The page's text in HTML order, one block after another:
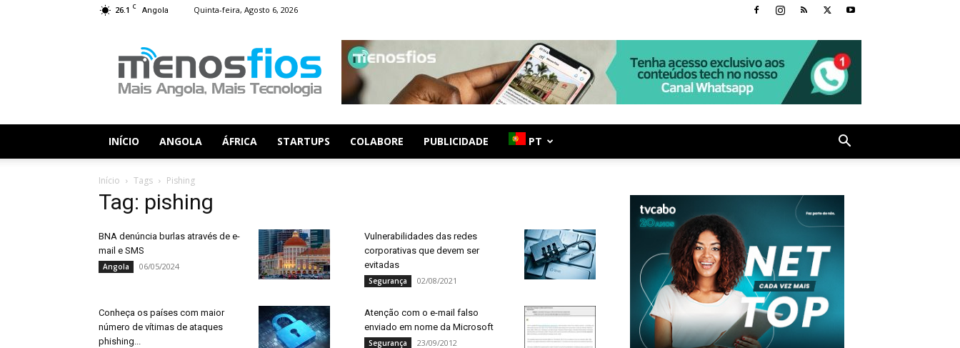
26.1 C Angola Quinta-feira, Agosto 6, 2026
Fios
INÍCIO ANGOLA ÁFRICA STARTUPS COLABORE PUBLICIDADE PT
Início Tags Pishing
Tag: pishing
BNA denúncia burlas através de e-
mail e SMS
Angola 06/05/2024
Vulnerabilidades das redes
corporativas que devem ser
evitadas
Segurança 02/08/2021
Conheça os países com maior
número de vítimas de ataques
phishing...
Atenção com o e-mail falso
enviado em nome da Microsoft
Segurança 23/09/2012